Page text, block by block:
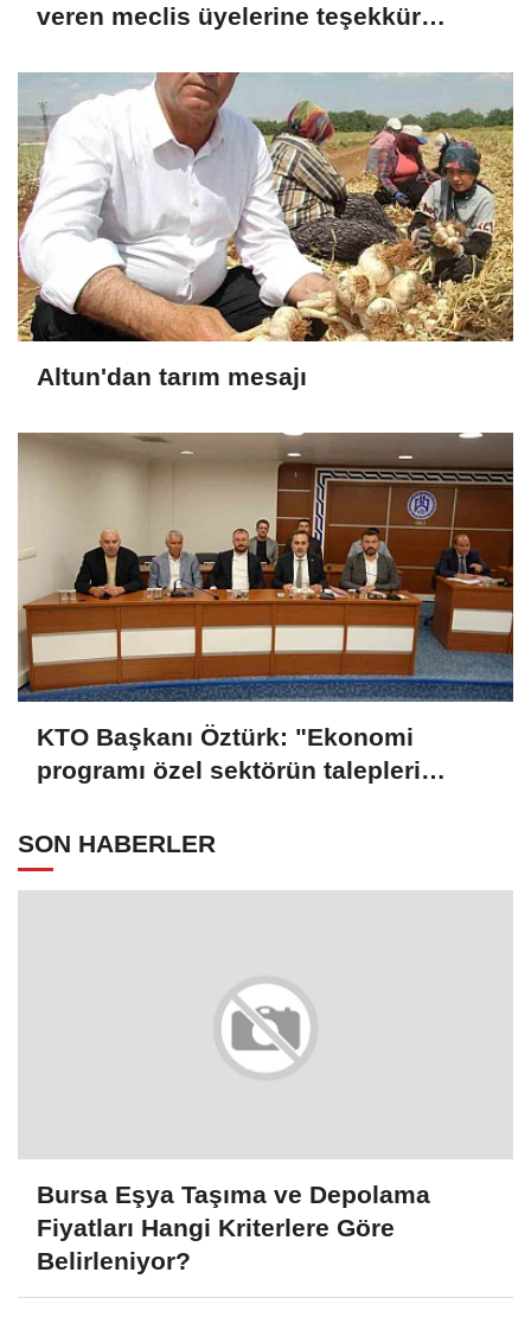
veren meclis üyelerine teşekkür
Altun'dan tarım mesajı
KTO Başkanı Öztürk: "Ekonomi
programı özel sektörün talepleri
SON HABERLER
Bursa Eşya Taşıma ve Depolama
Fiyatları Hangi Kriterlere Göre
Belirleniyor?